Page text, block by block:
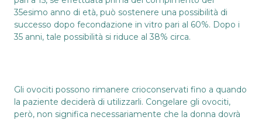
35esimo anno di età, può sostenere una possibilità di
successo dopo fecondazione in vitro pari al 60%. Dopo i
35 anni, tale possibilità si riduce al 38% circa.
Gli ovociti possono rimanere crioconservati fino a quando
la paziente deciderà di utilizzarli. Congelare gli ovociti,
però, non significa necessariamente che la donna dovrà